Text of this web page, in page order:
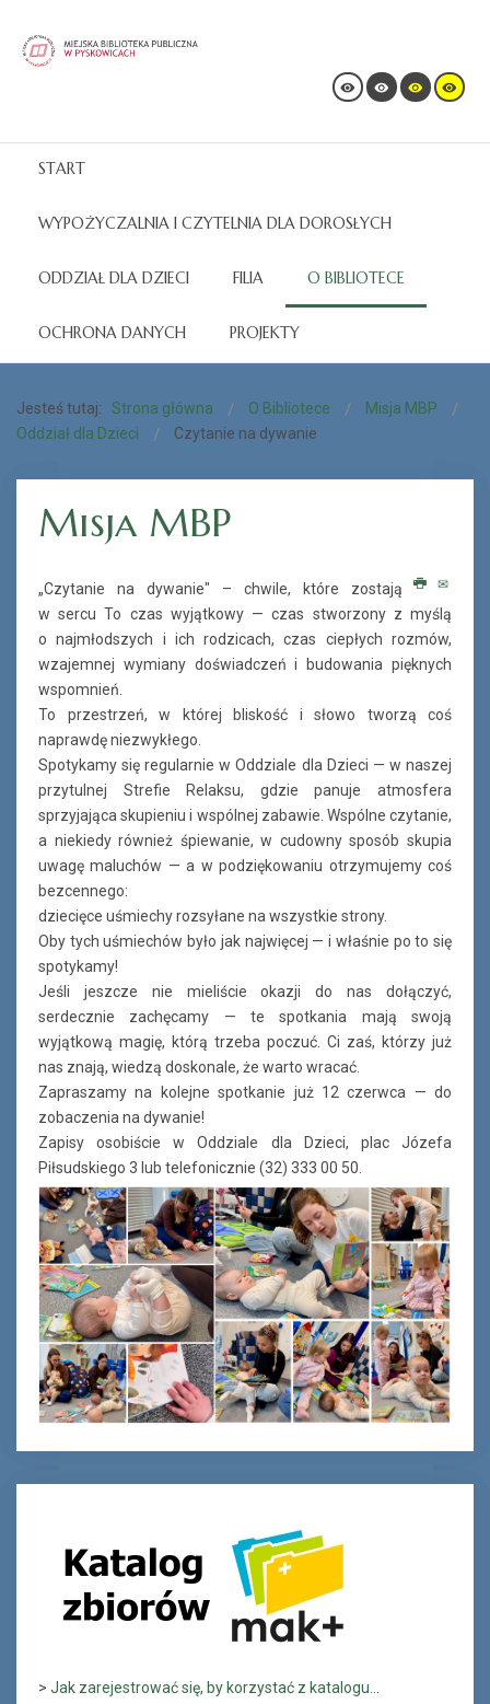
START
WYPOŻYCZALNIA I CZYTELNIA DLA DOROSŁYCH
ODDZIAŁ DLA DZIECI FILIA O BIBLIOTECE
OCHRONA DANYCH PROJEKTY
Jesteś tutaj: Strona główna O Bibliotece
Misja MBP
Oddział dla Dzieci
Czytanie na dywanie
Misja MBP
„Czytanie na dywanie" – chwile, które zostają
w sercu To czas wyjątkowy — czas stworzony z myślą
o najmłodszych i ich rodzicach, czas ciepłych rozmów,
wzajemnej wymiany doświadczeń i budowania pięknych
wspomnień.
To przestrzeń, w której bliskość i słowo tworzą coś
naprawdę niezwykłego.
Spotykamy się regularnie w Oddziale dla Dzieci — w naszej
przytulnej Strefie Relaksu, gdzie panuje atmosfera
sprzyjająca skupieniu i wspólnej zabawie. Wspólne czytanie,
a niekiedy również śpiewanie, w cudowny sposób skupia
uwagę maluchów — a w podziękowaniu otrzymujemy coś
bezcennego:
dziecięce uśmiechy rozsyłane na wszystkie strony.
Oby tych uśmiechów było jak najwięcej — i właśnie po to się
spotykamy!
Jeśli jeszcze nie mieliście okazji do nas dołączyć,
serdecznie zachęcamy — te spotkania mają swoją
wyjątkową magię, którą trzeba poczuć. Ci zaś, którzy już
nas znają, wiedzą doskonale, że warto wracać.
Zapraszamy na kolejne spotkanie już 12 czerwca — do
zobaczenia na dywanie!
Zapisy osobiście w Oddziale dla Dzieci, plac Józefa
Piłsudskiego 3 lub telefonicznie (32) 333 00 50.
> Jak zarejestrować się, by korzystać z katalogu...